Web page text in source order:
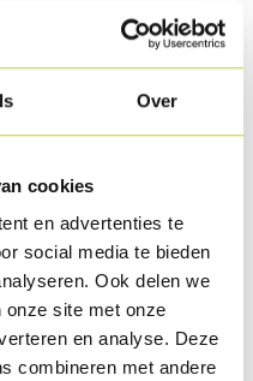
Over
cookies
en advertenties te
social media te bieden
Ook delen we
onze site met onze
en analyse. Deze
combineren met andere
in a preheated
into fine chips. Fry these
with a pinch of salt.